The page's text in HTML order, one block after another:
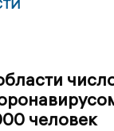
человек